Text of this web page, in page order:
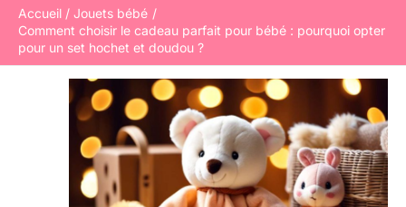
Accueil
Jouets bébé
Comment choisir le cadeau parfait pour bébé : pourquoi opter
pour un set hochet et doudou ?